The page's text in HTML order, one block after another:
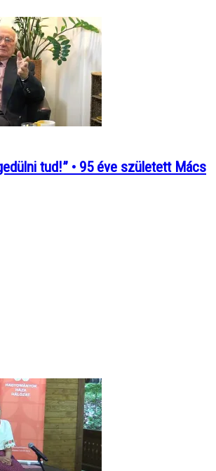
tud!” • 95 éve született Mács